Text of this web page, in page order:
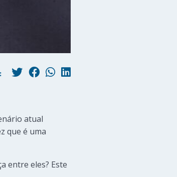
atual
que é uma
entre eles? Este